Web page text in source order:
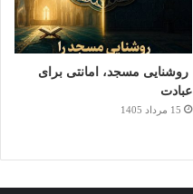
روشنایی مسجد، امانتی برای
عبادت
15 مرداد 1405